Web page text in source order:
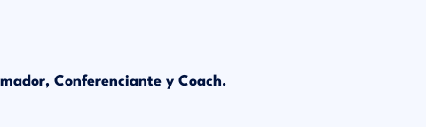
Conferenciante y Coach.